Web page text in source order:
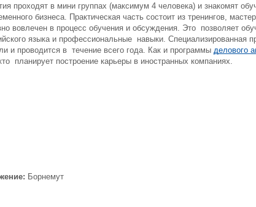
проходят в мини группах (максимум 4 человека) и знакомят
бизнеса. Практическая часть состоит из тренингов,
вовлечен в процесс обучения и обсуждения. Это позволяет
языка и профессиональные навыки. Специализированная
и проводится в течение всего года. Как и программы делового
планирует построение карьеры в иностранных компаниях.
Борнемут